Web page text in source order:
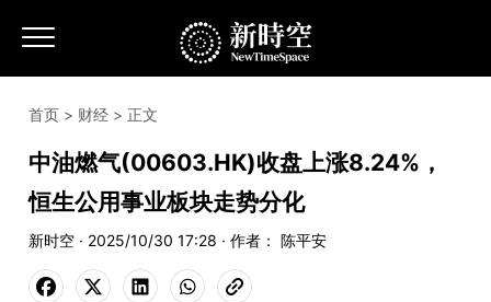
首页 > 财经 > 正文
中油燃气(00603.HK)收盘上涨8.24%，
恒生公用事业板块走势分化
新时空 · 2025/10/30 17:28 · 作者： 陈平安